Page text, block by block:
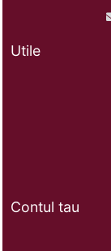
Utile
Contul tau